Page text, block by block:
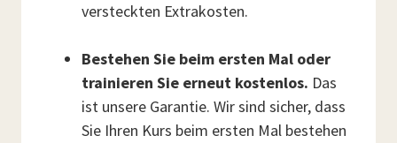
versteckten Extrakosten.
Bestehen Sie beim ersten Mal oder
trainieren Sie erneut kostenlos. Das
ist unsere Garantie. Wir sind sicher, dass
Sie Ihren Kurs beim ersten Mal bestehen